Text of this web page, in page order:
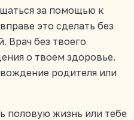
за помощью к
это сделать без
Врач без твоего
о твоем здоровье.
родителя или
половую жизнь или тебе